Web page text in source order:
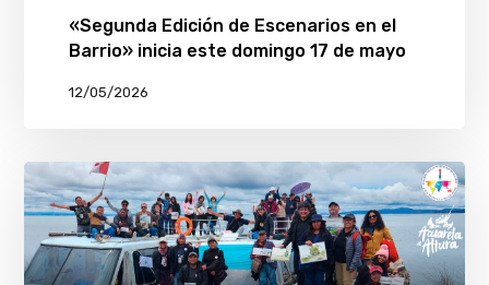
«Segunda Edición de Escenarios en el
Barrio» inicia este domingo 17 de mayo
12/05/2026